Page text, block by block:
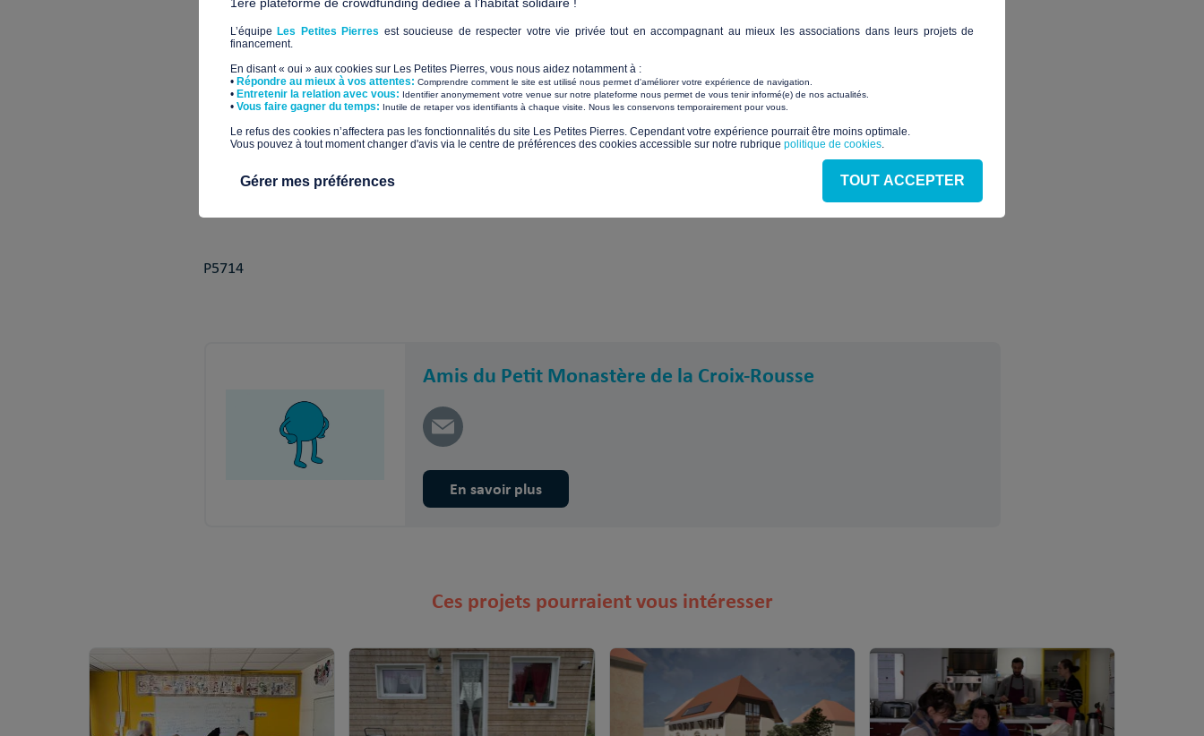
Ici, c’est une petite famille, c’est vraiment une petite famille ! » Devenez, vous aussi, une pierre de fondation ! Pour que
l’association Les Amis du Petit Monastère de la Croix-Rousse puisse loger et accueillir l’une ou l’autre personne plus
Quel impact pour ce projet ?
Bâtir, financer, équiper, un logement pérenne pour se reconstruire
P5714
Amis du Petit Monastère de la Croix-Rousse
En savoir plus
Ces projets pourraient vous intéresser
L’équipe Les Petites Pierres est soucieuse de respecter votre vie privée tout en accompagnant au mieux les associations dans leurs projets de
financement.
En disant « oui » aux cookies sur Les Petites Pierres, vous nous aidez notamment à :
• Répondre au mieux à vos attentes: Comprendre comment le site est utilisé nous permet d'améliorer votre expérience de navigation.
• Entretenir la relation avec vous: Identifier anonymement votre venue sur notre plateforme nous permet de vous tenir informé(e) de nos actualités.
​• Vous faire gagner du temps: Inutile de retaper vos identifiants à chaque visite. Nous les conservons temporairement pour vous.
​Le refus des cookies n’affectera pas les fonctionnalités du site Les Petites Pierres. Cependant votre expérience pourrait être moins optimale.​
Vous pouvez à tout moment changer d'avis via le centre de préférences des cookies accessible sur notre rubrique politique de cookies.
TOUT ACCEPTER
Gérer mes préférences